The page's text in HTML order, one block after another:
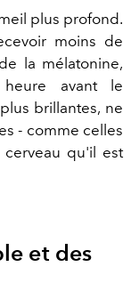
plus profond.
moins de
la mélatonine,
avant le
brillantes, ne
- comme celles
qu'il est
et des